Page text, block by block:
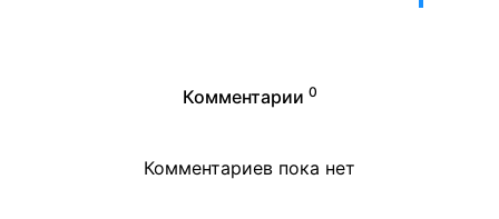
Комментарии 0
Комментариев пока нет